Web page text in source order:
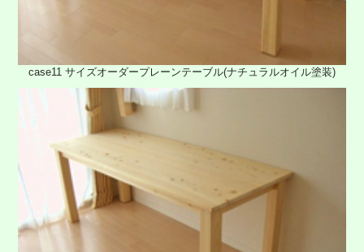
case11 サイズオーダープレーンテーブル(ナチュラルオイル塗装)